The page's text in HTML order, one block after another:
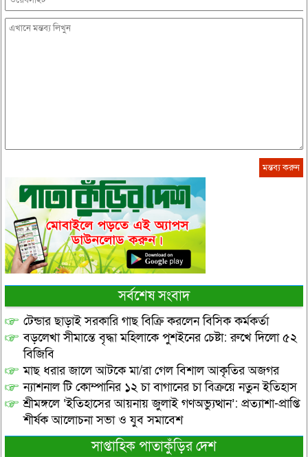
সর্বশেষ সংবাদ
টেন্ডার ছাড়াই সরকারি গাছ বিক্রি করলেন বিসিক কর্মকর্তা
বড়লেখা সীমান্তে বৃদ্ধা মহিলাকে পুশইনের চেষ্টা: রুখে দিলো ৫২
বিজিবি
মাছ ধরার জালে আটকে মা/রা গেল বিশাল আকৃতির অজগর
ন্যাশনাল টি কোম্পানির ১২ চা বাগানের চা বিক্রয়ে নতুন ইতিহাস
শ্রীমঙ্গলে ‘ইতিহাসের আয়নায় জুলাই গণঅভ্যুত্থান’: প্রত্যাশা-প্রাপ্তি
শীর্ষক আলোচনা সভা ও যুব সমাবেশ
সাপ্তাহিক পাতাকুঁড়ির দেশ